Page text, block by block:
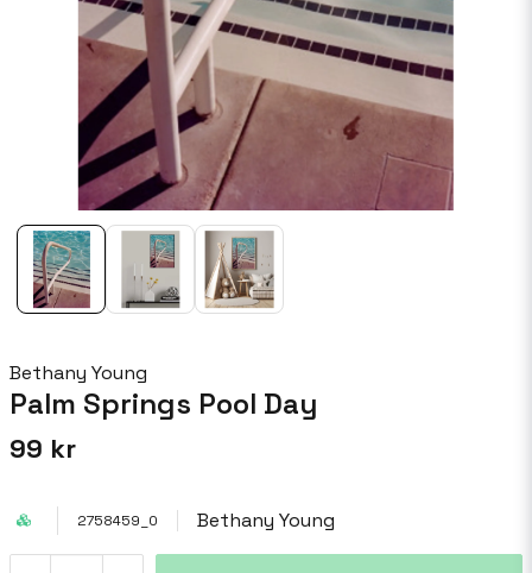
Bethany Young
Palm Springs Pool Day
99 kr
2758459_0 Bethany Young